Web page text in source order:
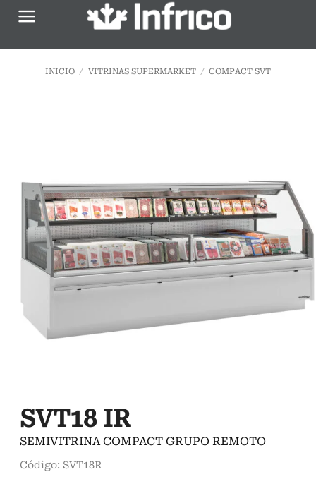
Saltar
INICIO / VITRINAS SUPERMARKET / COMPACT SVT
SVT18 IR
SEMIVITRINA COMPACT GRUPO REMOTO
Código: SVT18R